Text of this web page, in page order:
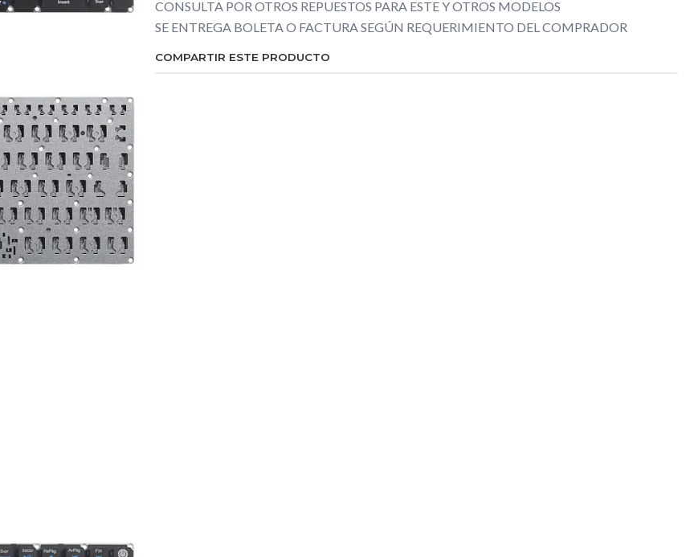
CONSULTA POR OTROS REPUESTOS PARA ESTE Y OTROS MODELOS
SE ENTREGA BOLETA O FACTURA SEGÚN REQUERIMIENTO DEL COMPRADOR
COMPARTIR ESTE PRODUCTO